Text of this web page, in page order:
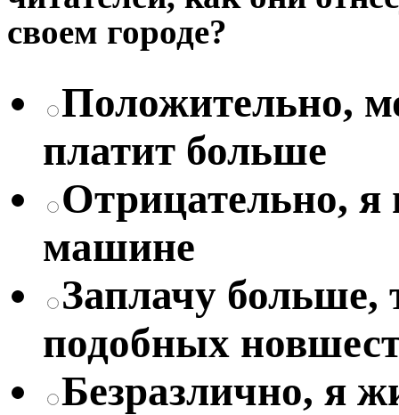
своем городе?
Положительно,
платит больше
Отрицательно,
машине
Заплачу больше,
подобных
Безразлично, я